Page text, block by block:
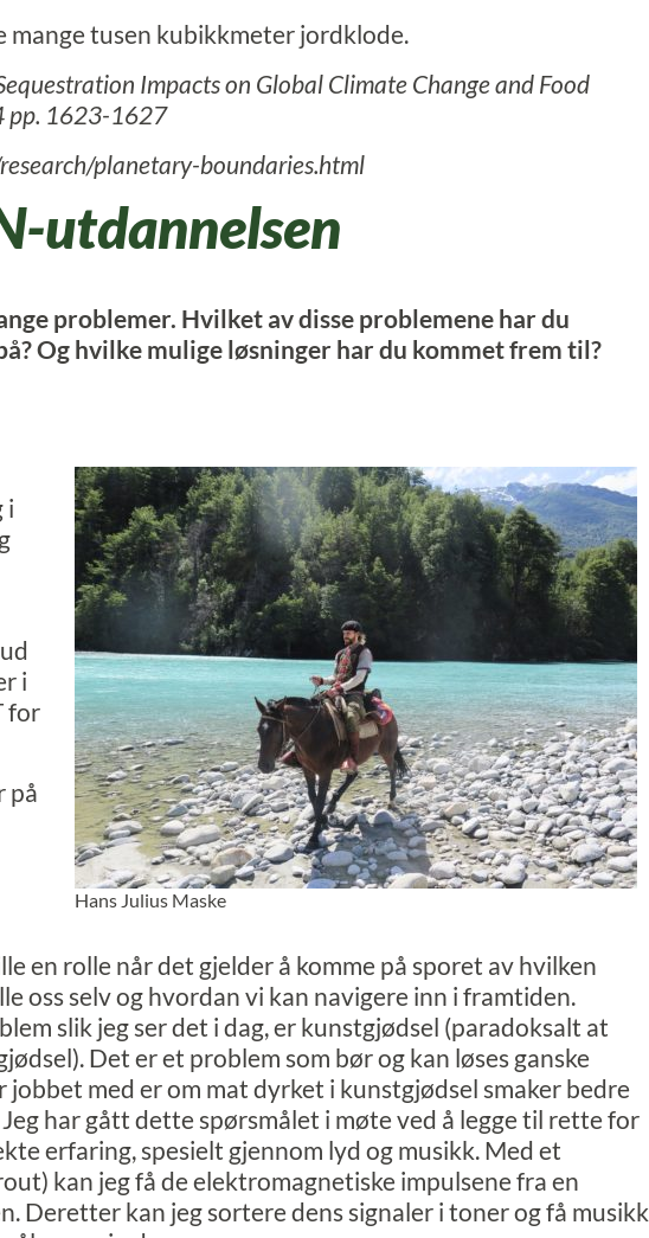
mange tusen kubikkmeter jordklode.
Impacts on Global Climate Change and Food
pp. 1623-1627
planetary-boundaries.html
utdannelsen
problemer. Hvilket av disse problemene har du
Og hvilke mulige løsninger har du kommet frem til?
Hans Julius Maske
i
i
for
på
en rolle når det gjelder å komme på sporet av hvilken
oss selv og hvordan vi kan navigere inn i framtiden.
slik jeg ser det i dag, er kunstgjødsel (paradoksalt at
Det er et problem som bør og kan løses ganske
jobbet med er om mat dyrket i kunstgjødsel smaker bedre
har gått dette spørsmålet i møte ved å legge til rette for
erfaring, spesielt gjennom lyd og musikk. Med et
kan jeg få de elektromagnetiske impulsene fra en
Deretter kan jeg sortere dens signaler i toner og få musikk